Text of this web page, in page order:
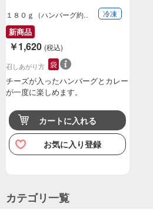
１８０ｇ（ハンバーグ約
８０ｇ、カレーソ…
冷凍
新商品
￥1,620 (税込)
召しあがり方 袋
チーズが入ったハンバーグとカレー
が一度に楽しめます。
カートに入れる
お気に入り登録
カテゴリ一覧